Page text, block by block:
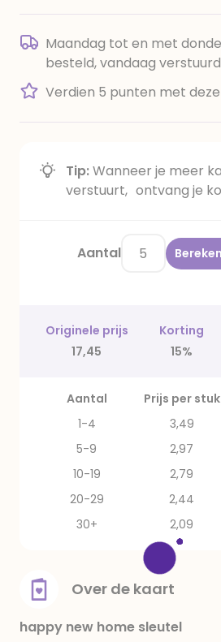
Maandag tot en met
besteld, vandaag
Verdien 5 punten met
Tip:Wanneer je meer
verstuurt, ontvang je
Aantal
Originele prijs Korting
17,45
15%
Aantal Prijs per stuk
1-4
3,49
5-9
2,97
10-19
2,79
20-29
2,44
30+
2,09
Over de kaart
happy new home sleutel